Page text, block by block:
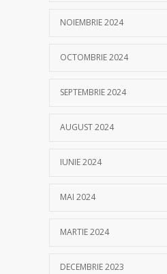
NOIEMBRIE 2024
OCTOMBRIE 2024
SEPTEMBRIE 2024
AUGUST 2024
IUNIE 2024
MAI 2024
MARTIE 2024
DECEMBRIE 2023